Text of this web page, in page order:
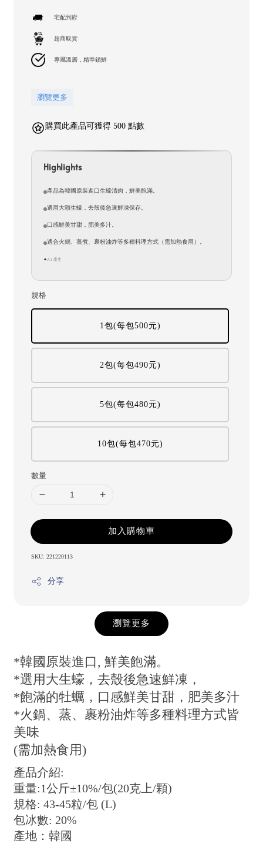
宅配到府
超商取貨
專屬溫層，精準鎖鮮
瀏覽更多
購買此產品可獲得 500 點數
Highlights
產品為韓國原裝進口生蠔清肉，鮮美飽滿。
選用大顆生蠔，去殼後急速鮮凍保存。
口感鮮美甘甜，肥美多汁。
適合火鍋、蒸煮、裹粉油炸等多種料理方式（需加熱食用）。
✦AI 產生
規格
1包(每包500元)
2包(每包490元)
5包(每包480元)
10包(每包470元)
數量
加入購物車
SKU: 221220113
分享
瀏覽更多
*韓國原裝進口, 鮮美飽滿。
*選用大生蠔，去殼後急速鮮凍，
*飽滿的牡蠣，口感鮮美甘甜，肥美多汁
*火鍋、蒸、裹粉油炸等多種料理方式皆
美味
(需加熱食用)
產品介紹:
重量:1公斤±10%/包(20克上/顆)
規格: 43-45粒/包 (L)
包冰數: 20%
產地：韓國